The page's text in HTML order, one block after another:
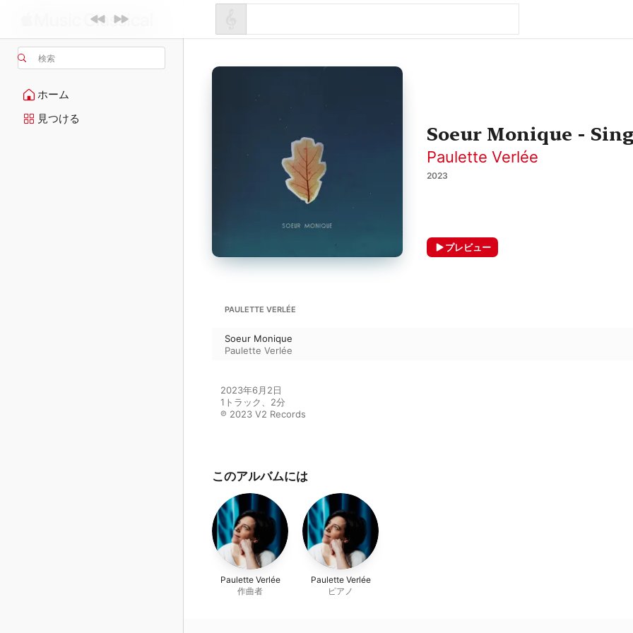
検索
ホーム
見つける
Soeur Monique -
Paulette Verlée
2023
プレビュー
PAULETTE VERLÉE
Soeur Monique
Paulette Verlée
2023年6月2日
1トラック、2分
℗ 2023 V2 Records
このアルバムには
Paulette Verlée
作曲者
Paulette Verlée
ピアノ